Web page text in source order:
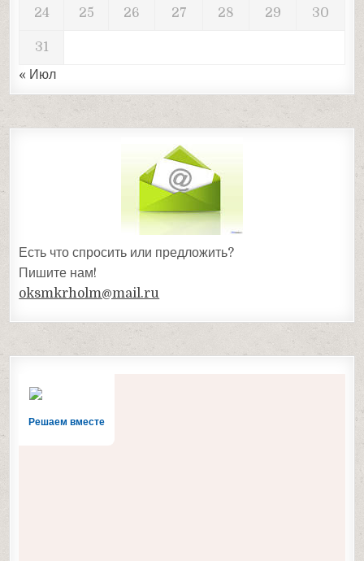
24 25 26 27 28 29 30
31
« Июл
Есть что спросить или предложить?
Пишите нам!
oksmkrholm@mail.ru
Решаем вместе